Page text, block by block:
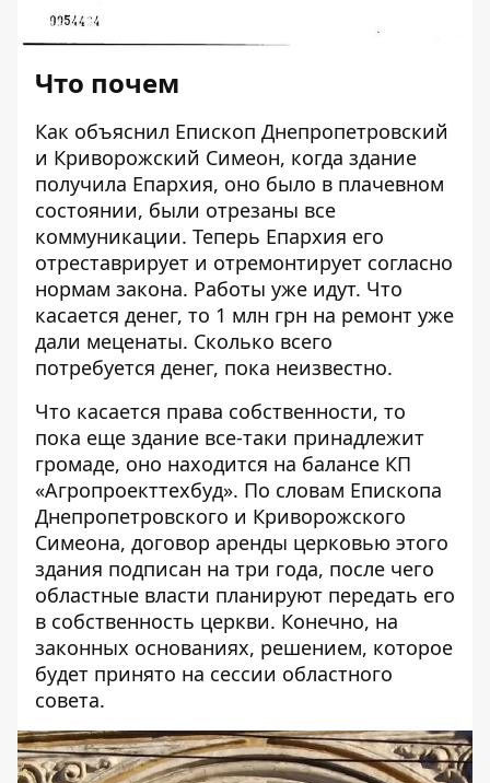
Что почем
Как объяснил Епископ Днепропетровский
и Криворожский Симеон, когда здание
получила Епархия, оно было в плачевном
состоянии, были отрезаны все
коммуникации. Теперь Епархия его
отреставрирует и отремонтирует согласно
нормам закона. Работы уже идут. Что
касается денег, то 1 млн грн на ремонт уже
дали меценаты. Сколько всего
потребуется денег, пока неизвестно.
Что касается права собственности, то
пока еще здание все-таки принадлежит
громаде, оно находится на балансе КП
«Агропроекттехбуд». По словам Епископа
Днепропетровского и Криворожского
Симеона, договор аренды церковью этого
здания подписан на три года, после чего
областные власти планируют передать его
в собственность церкви. Конечно, на
законных основаниях, решением, которое
будет принято на сессии областного
совета.